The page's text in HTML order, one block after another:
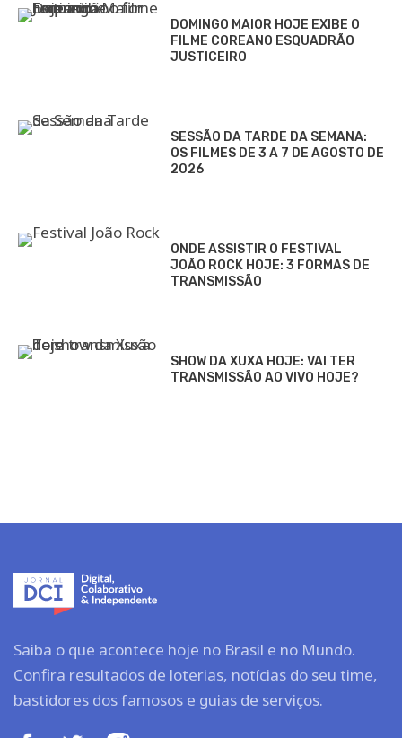
DOMINGO MAIOR HOJE EXIBE O
FILME COREANO ESQUADRÃO
JUSTICEIRO
SESSÃO DA TARDE DA SEMANA:
OS FILMES DE 3 A 7 DE AGOSTO DE
2026
ONDE ASSISTIR O FESTIVAL
JOÃO ROCK HOJE: 3 FORMAS DE
TRANSMISSÃO
SHOW DA XUXA HOJE: VAI TER
TRANSMISSÃO AO VIVO HOJE?
Saiba o que acontece hoje no Brasil e no Mundo.
Confira resultados de loterias, notícias do seu time,
bastidores dos famosos e guias de serviços.